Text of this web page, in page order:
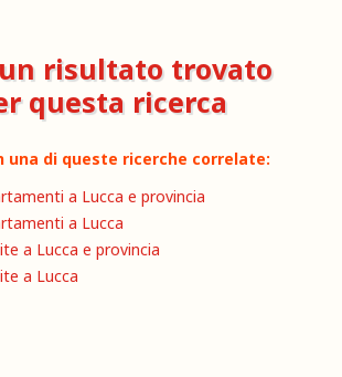
risultato trovato
questa ricerca
una di queste ricerche correlate:
a Lucca e provincia
a Lucca
a Lucca e provincia
a Lucca